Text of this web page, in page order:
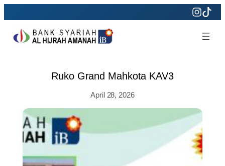
to
content
Ruko Grand Mahkota KAV3
April 28, 2026